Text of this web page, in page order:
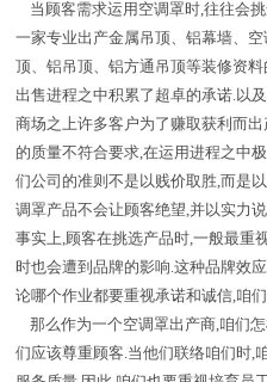
当顾客需求运用空调罩时,往往会
一家专业出产金属吊顶、铝幕墙、
顶、铝吊顶、铝方通吊顶等装修资
出售进程之中积累了超卓的承诺.以
商场之上许多客户为了赚取获利而
的质量不符合要求,在运用进程之中
们公司的准则不是以贱价取胜,而是
调罩产品不会让顾客绝望,并以实力
事实上,顾客在挑选产品时,一般最重
时也会遭到品牌的影响.这种品牌效
论哪个作业都要重视承诺和诚信,咱
那么作为一个空调罩出产商,咱们
们应该尊重顾客.当他们联络咱们时,